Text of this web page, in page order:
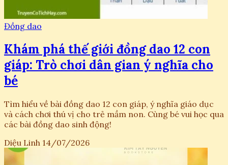
Đồng dao
Khám phá thế giới đồng dao 12 con
giáp: Trò chơi dân gian ý nghĩa cho
bé
Tìm hiểu về bài đồng dao 12 con giáp, ý nghĩa giáo dục
và cách chơi thú vị cho trẻ mầm non. Cùng bé vui học qua
các bài đồng dao sinh động!
Diệu Linh 14/07/2026